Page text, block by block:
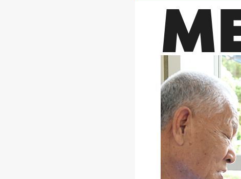
"生きる"とまっすぐ
課題や困難を抱える
いつだってだれかの
でも、だからこそ、